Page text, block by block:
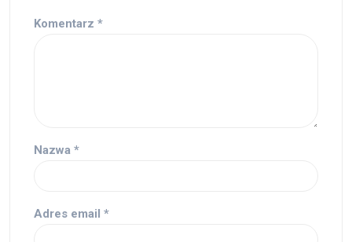
Komentarz *
Nazwa *
Adres email *